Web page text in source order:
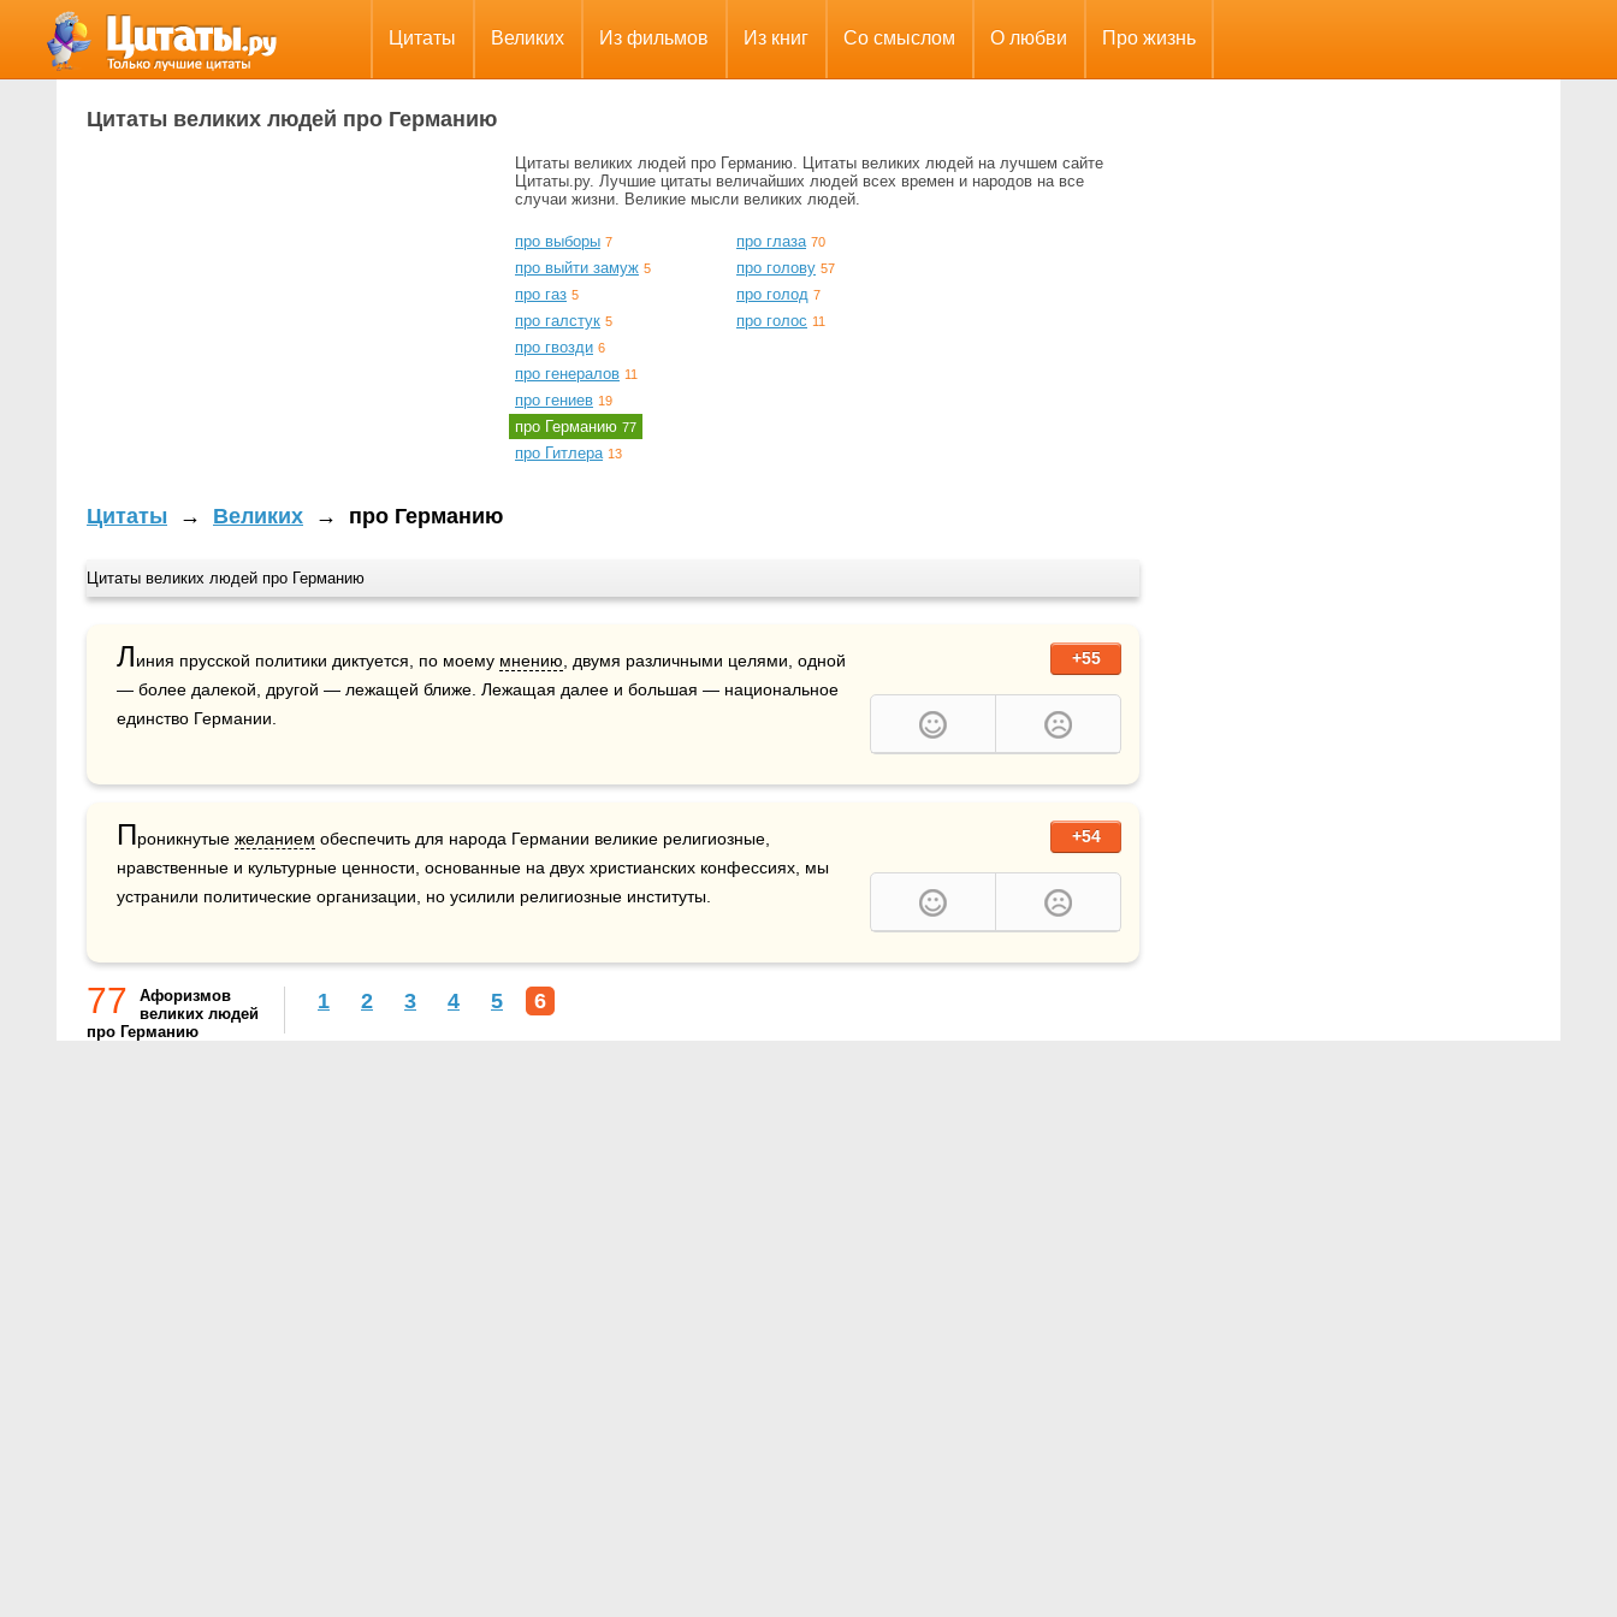
Цитаты Великих Из фильмов Из книг Со смыслом О любви Про жизнь
Цитаты великих людей про Германию
Цитаты великих людей про Германию. Цитаты великих людей на лучшем сайте
Цитаты.ру. Лучшие цитаты величайших людей всех времен и народов на все
случаи жизни. Великие мысли великих людей.
про выборы 7
про выйти замуж 5
про газ 5
про галстук 5
про гвозди 6
про генералов 11
про гениев 19
про Германию 77
про Гитлера 13
про глаза 70
про голову 57
про голод 7
про голос 11
Цитаты → Великих → про Германию
Цитаты великих людей про Германию
+55
Линия прусской политики диктуется, по моему мнению , двумя различными целями, одной
— более далекой, другой — лежащей ближе. Лежащая далее и большая — национальное
единство Германии.
+54
Проникнутые желанием обеспечить для народа Германии великие религиозные,
нравственные и культурные ценности, основанные на двух христианских конфессиях, мы
устранили политические организации, но усилили религиозные институты.
77
Афоризмов
великих людей
про Германию
1 2 3 4 5 6